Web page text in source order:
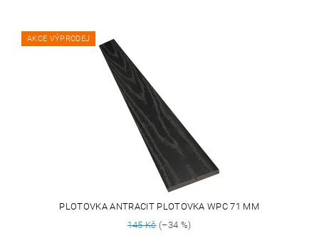
AKCE VÝPRODEJ
PLOTOVKA ANTRACIT PLOTOVKA WPC 71 MM
145 Kč(–34 %)